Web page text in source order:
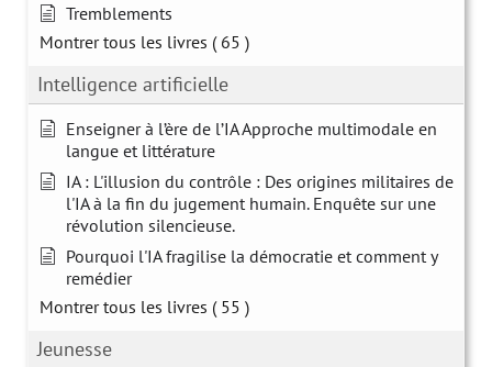
Tremblements
Montrer tous les livres ( 65 )
Intelligence artificielle
Enseigner à l’ère de l’IA Approche multimodale en
langue et littérature
IA : L'illusion du contrôle : Des origines militaires de
l'IA à la fin du jugement humain. Enquête sur une
révolution silencieuse.
Pourquoi l'IA fragilise la démocratie et comment y
remédier
Montrer tous les livres ( 55 )
Jeunesse